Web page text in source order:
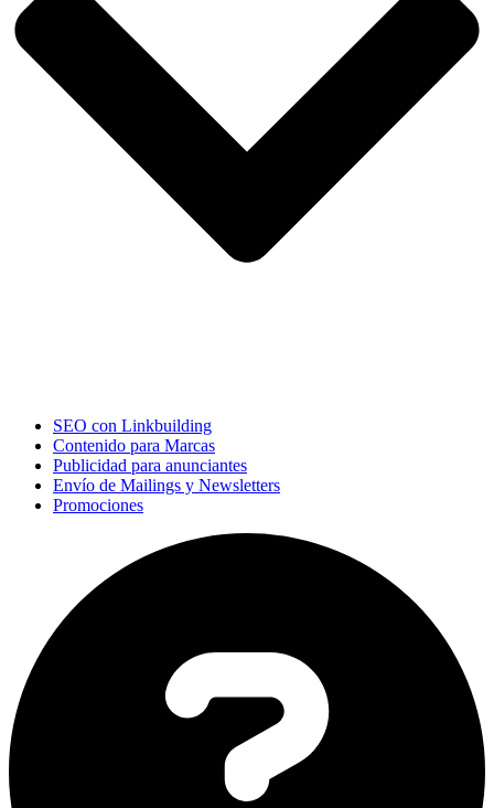
SEO con Linkbuilding
Contenido para Marcas
Publicidad para anunciantes
Envío de Mailings y Newsletters
Promociones